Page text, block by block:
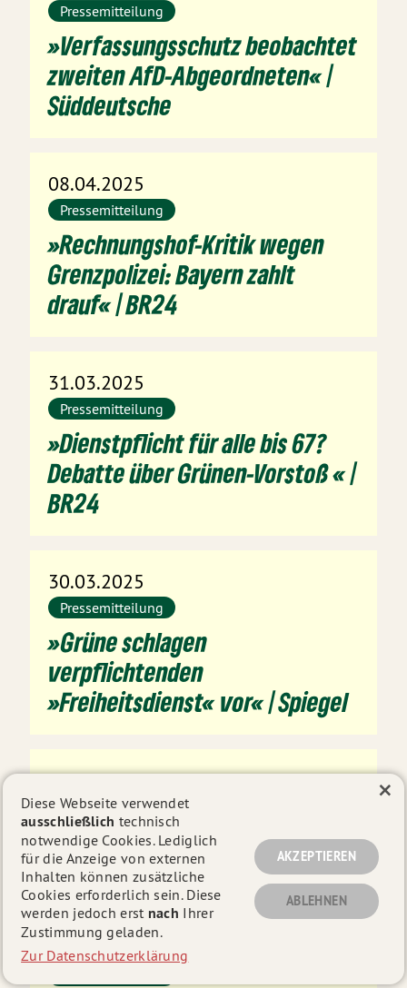
Pressemitteilung
»Verfassungsschutz beobachtet
zweiten AfD-Abgeordneten« |
Süddeutsche
08.04.2025
Pressemitteilung
»Rechnungshof-Kritik wegen
Grenzpolizei: Bayern zahlt
drauf« | BR24
31.03.2025
Pressemitteilung
»Dienstpflicht für alle bis 67?
Debatte über Grünen-Vorstoß « |
BR24
30.03.2025
Pressemitteilung
»Grüne schlagen
verpflichtenden
»Freiheitsdienst« vor« | Spiegel
30.03.2025
Innenpolitik
Ein halbes Jahr für die Freiheit –
ein Dienst für uns alle!
27.03.2025
Diese Webseite verwendet
ausschließlich technisch
notwendige Cookies. Lediglich
für die Anzeige von externen
Inhalten können zusätzliche
Cookies erforderlich sein. Diese
werden jedoch erst nach Ihrer
Zustimmung geladen.
Zur Datenschutzerklärung
AKZEPTIEREN
ABLEHNEN
×